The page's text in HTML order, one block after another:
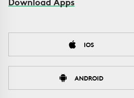
IOS
ANDROID